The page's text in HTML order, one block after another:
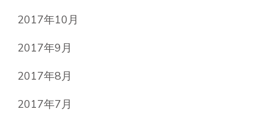
2017年10月
2017年9月
2017年8月
2017年7月